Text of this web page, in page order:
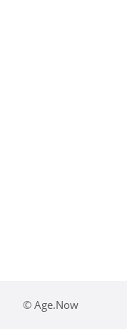
© Age.Now